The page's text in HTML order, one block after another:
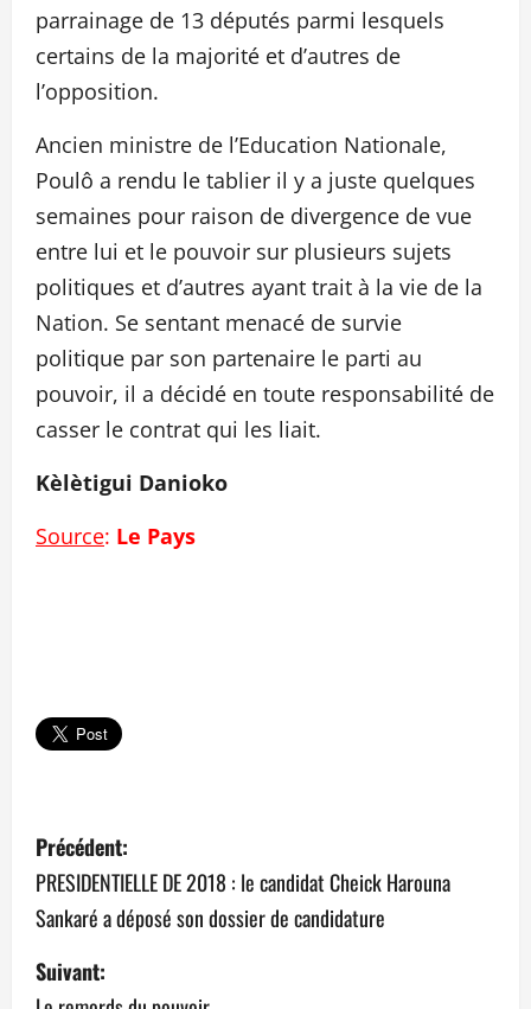
parrainage de 13 députés parmi lesquels
certains de la majorité et d’autres de
l’opposition.
Ancien ministre de l’Education Nationale,
Poulô a rendu le tablier il y a juste quelques
semaines pour raison de divergence de vue
entre lui et le pouvoir sur plusieurs sujets
politiques et d’autres ayant trait à la vie de la
Nation. Se sentant menacé de survie
politique par son partenaire le parti au
pouvoir, il a décidé en toute responsabilité de
casser le contrat qui les liait.
Kèlètigui Danioko
Source: Le Pays
N
a
v
i
Précédent:
PRESIDENTIELLE DE 2018 : le candidat Cheick Harouna
Sankaré a déposé son dossier de candidature
Suivant: